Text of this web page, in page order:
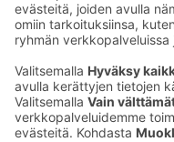
Ota yhteyttä
Hotellien yhteystiedot
Asiakaspalvelun
Palaute
Anna palautetta
Palkinnot ja